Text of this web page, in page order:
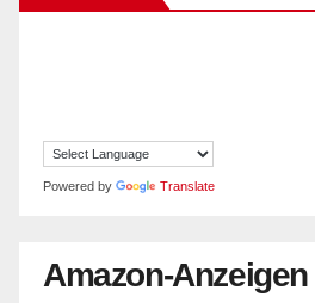
Powered by Translate
Amazon-Anzeigen